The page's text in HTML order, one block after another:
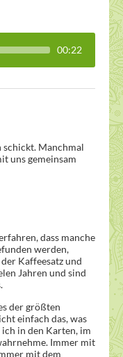
00:22
schickt. Manchmal
uns gemeinsam
dass manche
werden,
Kaffeesatz und
Jahren und sind
der größten
einfach das, was
in den Karten, im
Immer mit
mit dem